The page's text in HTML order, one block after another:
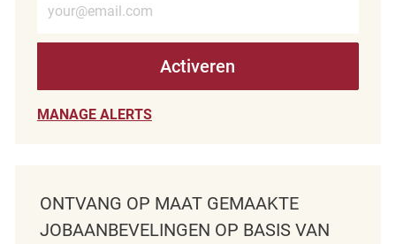
Activeren
MANAGE ALERTS
ONTVANG OP MAAT GEMAAKTE
JOBAANBEVELINGEN OP BASIS VAN